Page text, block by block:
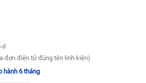
đ
đơn điện tử đúng tên linh kiện)
hành 6 tháng